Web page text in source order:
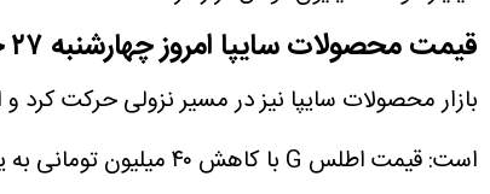
قیمت محصولات سایپا امروز چهارشنبه ۲۷ خرداد ۱۴۰۵
بازار محصولات سایپا نیز در مسیر نزولی حرکت
است:قیمت اطلس G با کاهش ۴۰ میلیون تومانی به یک میلیارد و ۴۲۰ میلیون تومان رسید.